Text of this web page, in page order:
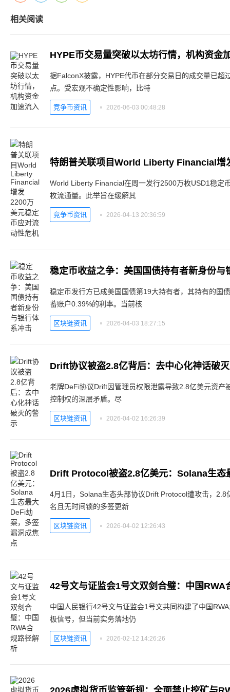
相关阅读
HYPE币交易量突破以太坊行情，机构资金
据FalconX披露，HYPE代币在部分交易日的成交量已超
点。受宏观不确定性影响，比特
竞争币资讯 2026-06-03 00:48:28
World Liberty Financial在周一发行2500万枚USD1稳定
枚流通量。此举旨在缓解其
竞争币资讯 2026-04-13 20:36:59
稳定币收益之争：美国国债持有者新身份与
稳定币发行方已成美国国债第19大持有者，其持有的国
蓄账户0.39%的利率。当前核
区块链资讯 2026-04-03 18:27:15
Drift协议被盗2.8亿背后：去中心化神话破
老牌DeFi协议Drift因管理员权限泄露导致2.8亿美元资产
控制权的深层矛盾。尽
区块链资讯 2026-04-02 16:26:39
4月1日，Solana生态头部协议Drift Protocol遭攻击，2.8
名且无时间锁的多签更新
区块链资讯 2026-04-02 12:26:43
42号文与证监会1号文双剑合璧：中国RWA
中国人民银行42号文与证监会1号文共同构建了中国
极信号，但当前实务落地仍
区块链资讯 2026-02-12 14:26:26